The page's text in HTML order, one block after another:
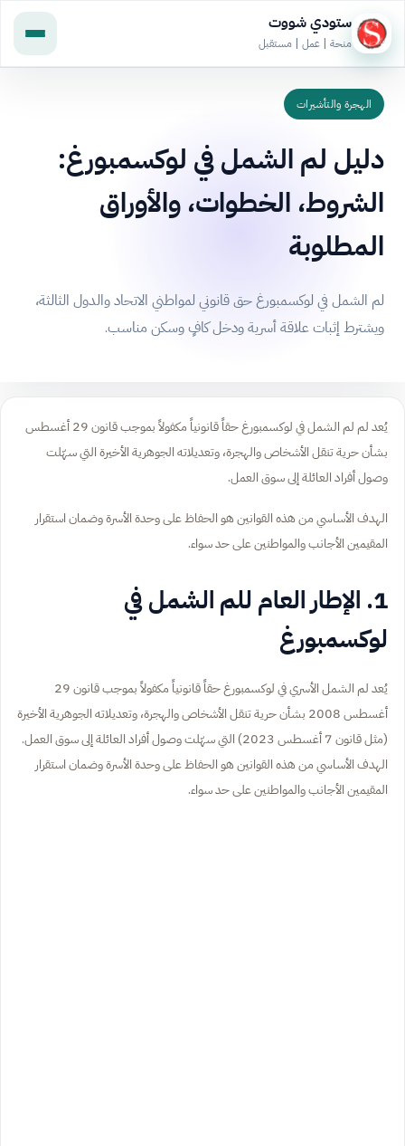
ستودي شووت
منحة | عمل | مستقبل
الهجرة والتأشيرات
دليل لم الشمل في لوكسمبورغ:
الشروط، الخطوات، والأوراق
المطلوبة
لم الشمل في لوكسمبورغ حق قانوني لمواطني الاتحاد والدول الثالثة،
ويشترط إثبات علاقة أسرية ودخل كافٍ وسكن مناسب.
يُعد لم لم الشمل في لوكسمبورغ حقاً قانونياً مكفولاً بموجب قانون 29 أغسطس
بشأن حرية تنقل الأشخاص والهجرة، وتعديلاته الجوهرية الأخيرة التي سهّلت
وصول أفراد العائلة إلى سوق العمل.
الهدف الأساسي من هذه القوانين هو الحفاظ على وحدة الأسرة وضمان استقرار
المقيمين الأجانب والمواطنين على حد سواء.
1. الإطار العام للم الشمل في
لوكسمبورغ
يُعد لم الشمل الأسري في لوكسمبورغ حقاً قانونياً مكفولاً بموجب قانون 29
أغسطس 2008 بشأن حرية تنقل الأشخاص والهجرة، وتعديلاته الجوهرية الأخيرة
(مثل قانون 7 أغسطس 2023) التي سهّلت وصول أفراد العائلة إلى سوق العمل.
الهدف الأساسي من هذه القوانين هو الحفاظ على وحدة الأسرة وضمان استقرار
المقيمين الأجانب والمواطنين على حد سواء.